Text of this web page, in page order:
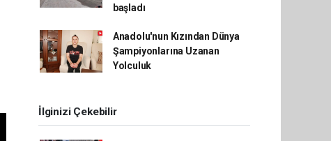
başladı
Anadolu'nun Kızından Dünya
Şampiyonlarına Uzanan
Yolculuk
İlginizi Çekebilir